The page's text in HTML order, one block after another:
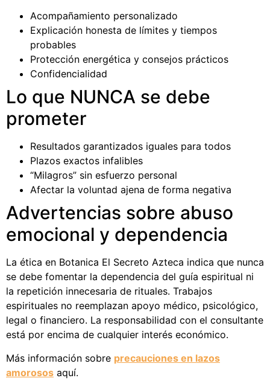
Acompañamiento personalizado
Explicación honesta de límites y tiempos
probables
Protección energética y consejos prácticos
Confidencialidad
Lo que NUNCA se debe
prometer
Resultados garantizados iguales para todos
Plazos exactos infalibles
“Milagros” sin esfuerzo personal
Afectar la voluntad ajena de forma negativa
Advertencias sobre abuso
emocional y dependencia
La ética en Botanica El Secreto Azteca indica que nunca
se debe fomentar la dependencia del guía espiritual ni
la repetición innecesaria de rituales. Trabajos
espirituales no reemplazan apoyo médico, psicológico,
legal o financiero. La responsabilidad con el consultante
está por encima de cualquier interés económico.
Más información sobre precauciones en lazos
amorosos aquí.